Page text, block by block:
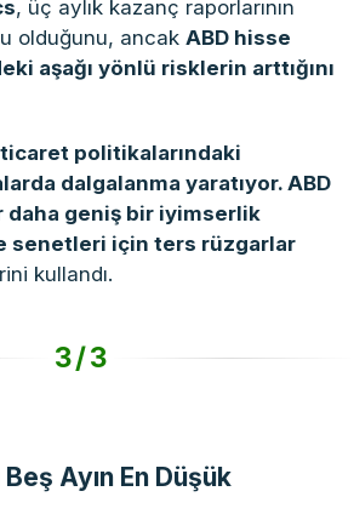
, üç aylık kazanç raporlarının
olduğunu, ancak ABD hisse
aşağı yönlü risklerin arttığını
ticaret politikalarındaki
dalgalanma yaratıyor. ABD
daha geniş bir iyimserlik
senetleri için ters rüzgarlar
kullandı.
3/3
Ayın En Düşük